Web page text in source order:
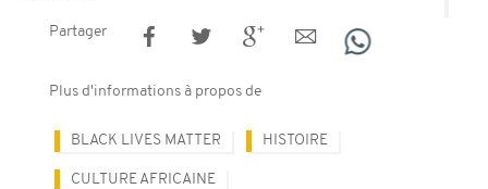
Partager
Plus d'informations à propos de
BLACK LIVES MATTER HISTOIRE
CULTURE AFRICAINE